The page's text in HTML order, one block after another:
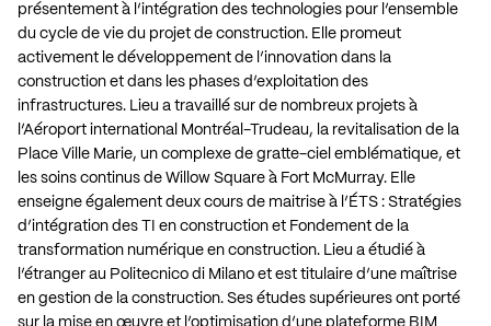
présentement à l’intégration des technologies pour l’ensemble
du cycle de vie du projet de construction. Elle promeut
activement le développement de l’innovation dans la
construction et dans les phases d’exploitation des
infrastructures. Lieu a travaillé sur de nombreux projets à
l’Aéroport international Montréal-Trudeau, la revitalisation de la
Place Ville Marie, un complexe de gratte-ciel emblématique, et
les soins continus de Willow Square à Fort McMurray. Elle
enseigne également deux cours de maitrise à l’ÉTS : Stratégies
d’intégration des TI en construction et Fondement de la
transformation numérique en construction. Lieu a étudié à
l’étranger au Politecnico di Milano et est titulaire d’une maîtrise
en gestion de la construction. Ses études supérieures ont porté
sur la mise en œuvre et l’optimisation d’une plateforme BIM